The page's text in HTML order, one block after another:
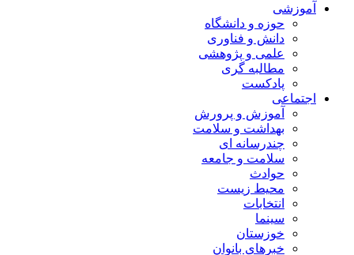
آموزشی
حوزه و دانشگاه
دانش و فناوری
علمی و پژوهشی
مطالبه گری
پادکست
اجتماعی
آموزش و پرورش
بهداشت و سلامت
چندرسانه ای
سلامت و جامعه
حوادث
محیط زیست
انتخابات
سینما
خوزستان
خبرهای بانوان